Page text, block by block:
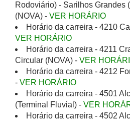
Rodoviário) - Sarilhos Grandes
(NOVA) - VER HORÁRIO
Horário da carreira - 4210
VER HORÁRIO
Horário da carreira - 4211
Circular (NOVA) - VER
Horário da carreira - 4212
- VER HORÁRIO
Horário da carreira - 4501
(Terminal Fluvial) - VER
Horário da carreira - 4502